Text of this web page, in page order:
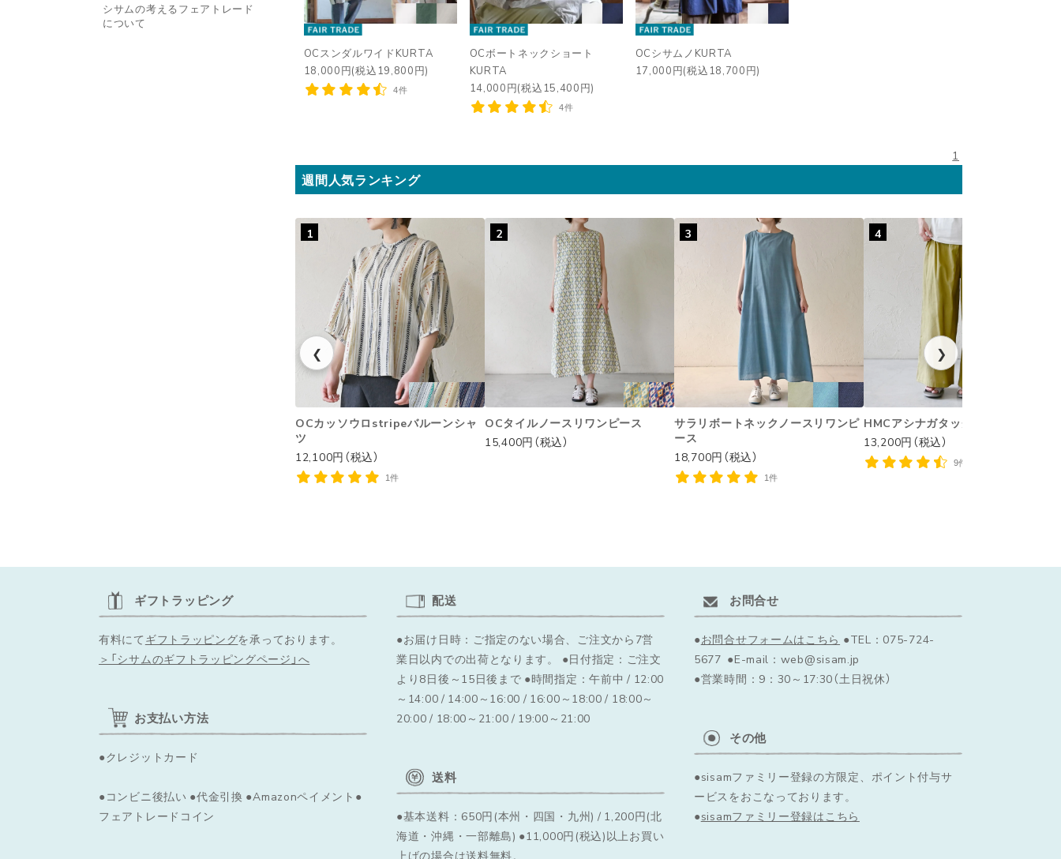
OCスンダルワイドKURTA
18,000円(税込19,800円)
4件
OCボートネックショート
KURTA
14,000円(税込15,400円)
4件
OCシサムノKURTA
17,000円(税込18,700円)
1
週間人気ランキング
❮
1
OCカッソウロstripeバルーンシャ
ツ
12,100円（税込）
1件
2
OCタイルノースリワンピース
15,400円（税込）
3
サラリボートネックノースリワンピ
ース
18,700円（税込）
1件
4
HMCアシナガタックパンツ
13,200円（税込）
9件
❯
シサムの考えるフェアトレード
について
ギフトラッピング
有料にて ギフトラッピングを承っております。
＞「シサムのギフトラッピングページ」へ
お支払い方法
●クレジットカード
●コンビニ後払い ●代金引換 ●Amazonペイメント●
フェアトレードコイン
配送
●お届け日時：ご指定のない場合、ご注文から7営
業日以内での出荷となります。
●日付指定：ご注文
より8日後～15日後まで ●時間指定：午前中 / 12:00
～14:00 / 14:00～16:00 / 16:00～18:00 / 18:00～
20:00 / 18:00～21:00 / 19:00～21:00
送料
●基本送料：650円(本州・四国・九州) / 1,200円(北
海道・沖縄・一部離島) ●11,000円(税込)以上お買い
上げの場合は送料無料。
お問合せ
●お問合せフォームはこちら ●TEL：075-724-
5677 ●E-mail：web@sisam.jp
●営業時間：9：30～17:30（土日祝休）
その他
●sisamファミリー登録の方限定、ポイント付与サ
ービスをおこなっております。
●sisamファミリー登録はこちら